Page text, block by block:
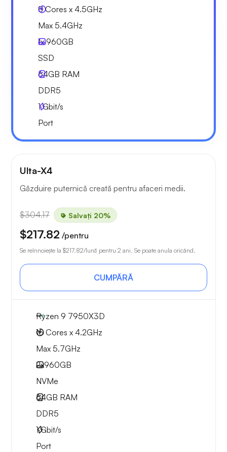
8 Cores x 4.5GHz
Max 5.4GHz
1x960GB
SSD
64GB RAM
DDR5
1Gbit/s
Port
Ulta-X4
Găzduire puternică creată pentru afaceri medii.
$304.17 Salvați 20%
$217.82 /pentru
Se reînnoiește la $217.82/lună pentru 2 ani. Se poate anula oricând.
CUMPĂRĂ
Ryzen 9 7950X3D
16 Cores x 4.2GHz
Max 5.7GHz
2x960GB
NVMe
64GB RAM
DDR5
1Gbit/s
Port